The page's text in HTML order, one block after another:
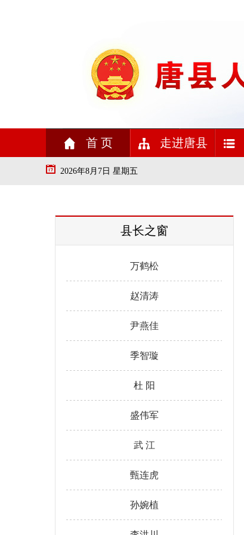
首 页 走进唐县
2026年8月7日 星期五
县长之窗
万鹤松
赵清涛
尹燕佳
季智璇
杜 阳
盛伟军
武 江
甄连虎
孙婉植